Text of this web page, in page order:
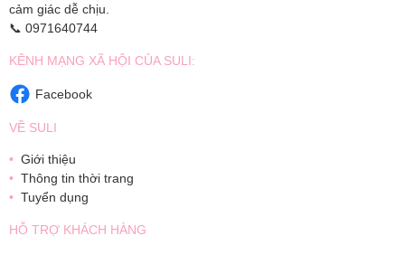
cảm giác dễ chịu.
📞 0971640744
KÊNH MẠNG XÃ HỘI CỦA SULI:
Facebook
VỀ SULI
Giới thiệu
Thông tin thời trang
Tuyển dụng
HỖ TRỢ KHÁCH HÀNG